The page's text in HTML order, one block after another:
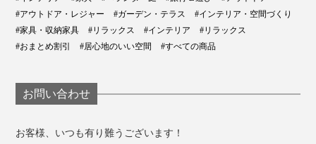
#アウトドア・レジャー
#ガーデン・テラス
#インテリア・空間づくり
#家具・収納家具
#リラックス #インテリア
#リラックス
#おまとめ割引
#居心地のいい空間 #すべての商品
お問い合わせ
お客様、いつも有り難うございます！